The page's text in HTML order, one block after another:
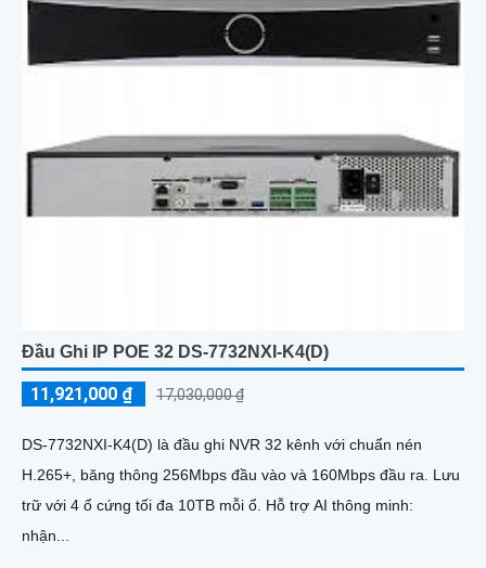
Đầu Ghi IP POE 32 DS-7732NXI-K4(D)
11,921,000 ₫ 17,030,000 ₫
DS-7732NXI-K4(D) là đầu ghi NVR 32 kênh với chuẩn nén
H.265+, băng thông 256Mbps đầu vào và 160Mbps đầu ra. Lưu
trữ với 4 ổ cứng tối đa 10TB mỗi ổ. Hỗ trợ AI thông minh:
nhận...